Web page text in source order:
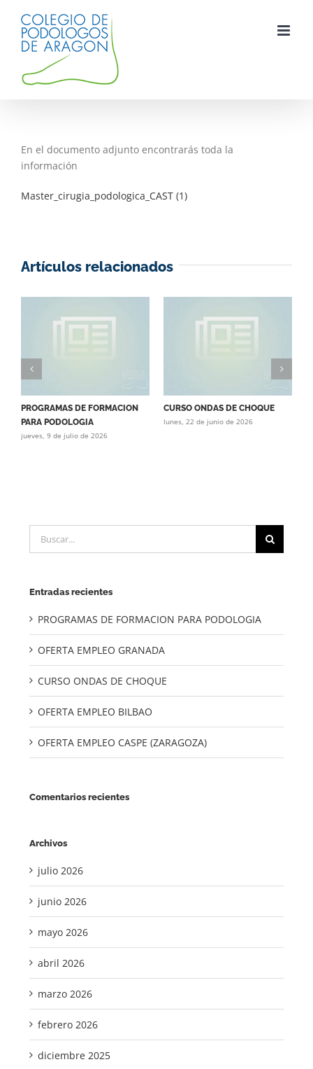
contenido
En el documento adjunto encontrarás toda la
información
Master_cirugia_podologica_CAST (1)
Artículos relacionados
PROGRAMAS DE FORMACION
PARA PODOLOGIA
jueves, 9 de julio de 2026
CURSO ONDAS DE CHOQUE
lunes, 22 de junio de 2026
Entradas recientes
PROGRAMAS DE FORMACION PARA PODOLOGIA
OFERTA EMPLEO GRANADA
CURSO ONDAS DE CHOQUE
OFERTA EMPLEO BILBAO
OFERTA EMPLEO CASPE (ZARAGOZA)
Comentarios recientes
Archivos
julio 2026
junio 2026
mayo 2026
abril 2026
marzo 2026
febrero 2026
diciembre 2025